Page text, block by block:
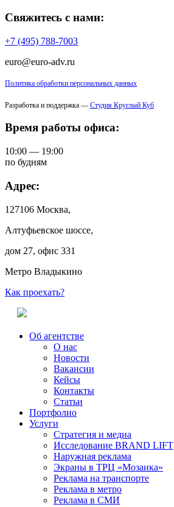
Свяжитесь с нами:
+7 (495) 788-7003
euro@euro-adv.ru
Политика обработки персональных данных
Разработка и поддержка — Студия Круглый Куб
Время работы офиса:
10:00 — 19:00
по будням
Адрес:
127106 Москва,
Алтуфьевское шоссе,
дом 27, офис 331
Метро Владыкино
Как проехать?
Об агентстве
О нас
Новости
Вакансии
Кейсы
Контакты
Статьи
Портфолио
Услуги
Стратегия и медиа
Исследование BRAND LIFT
Наружная реклама
Экраны в ТРЦ «Мозаика»
Реклама на транспорте
Реклама в метро
Реклама в СМИ